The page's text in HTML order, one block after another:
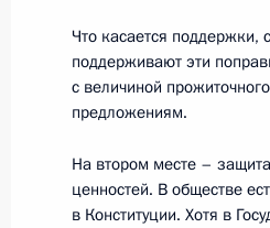
22 февраля
21
Об
Что касается поддержки,
поддерживают эти
с величиной
предложениям.
На втором месте –
ценностей. В обществе
в Конституции. Хотя в